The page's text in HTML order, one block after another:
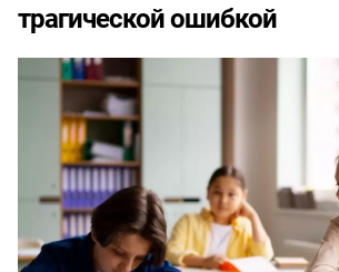
трагической ошибкой